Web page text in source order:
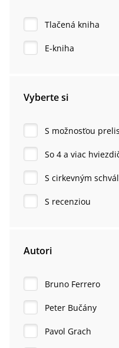
Tlačená kniha
E-kniha
Vyberte si
S možnosťou
So 4 a viac
S cirkevným
S recenziou
Autori
Bruno Ferrero
Peter Bučány
Pavol Grach